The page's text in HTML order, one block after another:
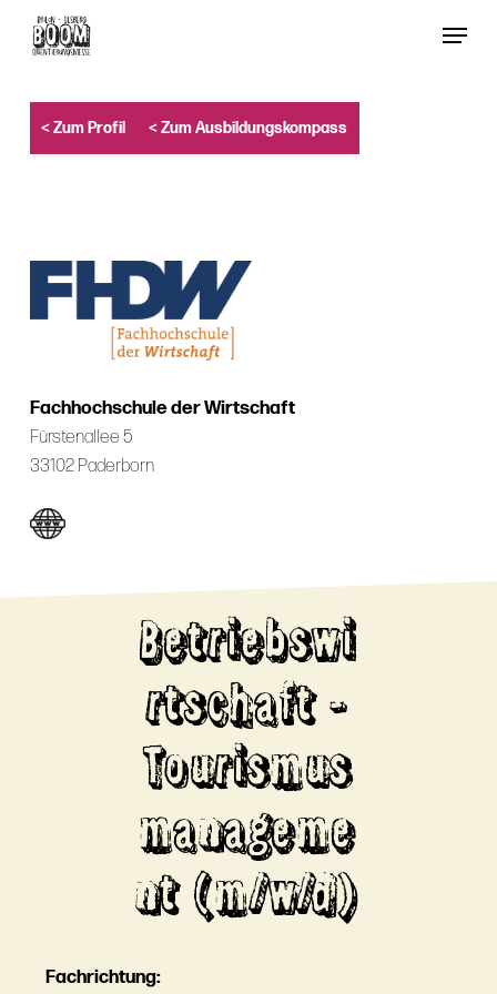
content
Menu
< Zum Profil < Zum Ausbildungskompass
Fachhochschule der Wirtschaft
Fürstenallee 5
33102 Paderborn
Betriebswi
rtschaft -
Tourismus
manageme
nt (m/w/d)
Fachrichtung: